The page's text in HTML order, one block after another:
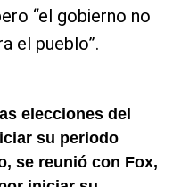
“el gobierno no
el pueblo”.
elecciones del
su periodo
se reunió con Fox,